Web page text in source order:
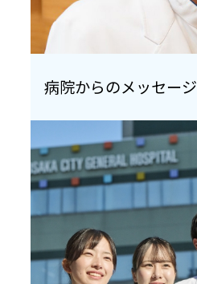
病院からのメッセージ